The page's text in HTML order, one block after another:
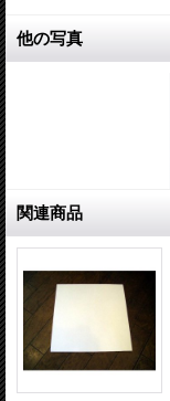
他の写真
関連商品